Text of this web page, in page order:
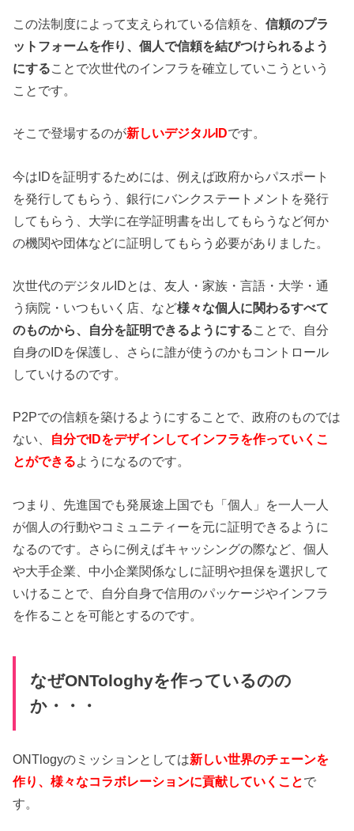
この法制度によって支えられている信頼を、信頼のプラ
ットフォームを作り、個人で信頼を結びつけられるよう
にすることで次世代のインフラを確立していこうという
ことです。
そこで登場するのが新しいデジタルIDです。
今はIDを証明するためには、例えば政府からパスポート
を発行してもらう、銀行にバンクステートメントを発行
してもらう、大学に在学証明書を出してもらうなど何か
の機関や団体などに証明してもらう必要がありました。
次世代のデジタルIDとは、友人・家族・言語・大学・通
う病院・いつもいく店、など様々な個人に関わるすべて
のものから、自分を証明できるようにすることで、自分
自身のIDを保護し、さらに誰が使うのかもコントロール
していけるのです。
P2Pでの信頼を築けるようにすることで、政府のものでは
ない、 自分でIDをデザインしてインフラを作っていくこ
とができるようになるのです。
つまり、先進国でも発展途上国でも「個人」を一人一人
が個人の行動やコミュニティーを元に証明できるように
なるのです。さらに例えばキャッシングの際など、個人
や大手企業、中小企業関係なしに証明や担保を選択して
いけることで、自分自身で信用のパッケージやインフラ
を作ることを可能とするのです。
なぜONTologhyを作っているのの
か・・・
ONTlogyのミッションとしては新しい世界のチェーンを
作り、様々なコラボレーションに貢献していくことで
す。